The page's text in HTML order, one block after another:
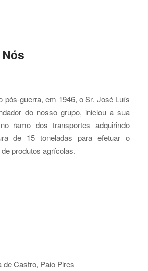
pós-guerra, em 1946, o Sr. José Luís
do nosso grupo, iniciou a sua
ramo dos transportes adquirindo
de 15 toneladas para efetuar o
produtos agrícolas.
de Castro, Paio Pires